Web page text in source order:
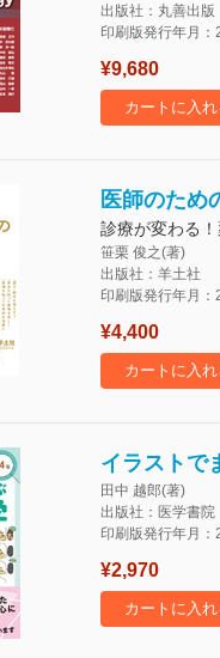
出版社：丸善出版
印刷版発行年月：
¥9,680
カートに入れ
医師のため
診療が変わる
笹栗 俊之(著)
出版社：羊土社
印刷版発行年月：
¥4,400
カートに入れ
イラストで
田中 越郎(著)
出版社：医学書院
印刷版発行年月：
¥2,970
カートに入れ